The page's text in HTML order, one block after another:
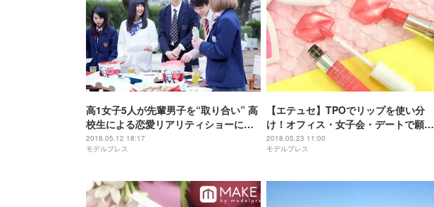
高1女子5人が先輩男子を“取り合い” 高
校生による恋愛リアリティショーに注
目＜今日、好きになりました。／メン
バー紹介＆振り返り＞
2018.05.12 18:17
モデルプレス
【エテュセ】TPOでリップを使い分
け！オフィス・女子会・デートで願望
実現
2018.05.23 11:00
モデルプレス